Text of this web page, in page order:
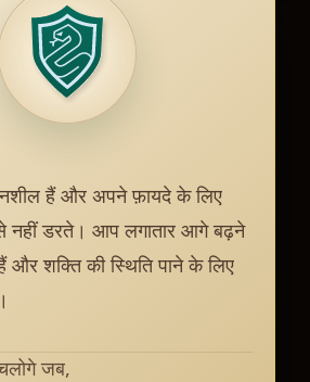
हैं और अपने फ़ायदे के लिए
नहीं डरते। आप लगातार आगे बढ़ने
और शक्ति की स्थिति पाने के लिए
जब,